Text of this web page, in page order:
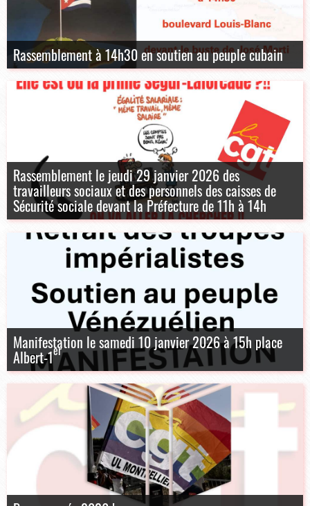
Rassemblement à 14h30 en soutien au peuple cubain
Rassemblement le jeudi 29 janvier 2026 des
travailleurs sociaux et des personnels des caisses de
Sécurité sociale devant la Préfecture de 11h à 14h
Manifestation le samedi 10 janvier 2026 à 15h place
Albert-1er